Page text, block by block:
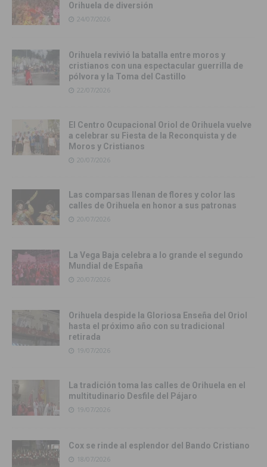
Orihuela de diversión
24/07/2026
Orihuela revivió la batalla entre moros y
cristianos con una espectacular guerrilla de
pólvora y la Toma del Castillo
22/07/2026
El Centro Ocupacional Oriol de Orihuela vuelve
a celebrar su Fiesta de la Reconquista y de
Moros y Cristianos
20/07/2026
Las comparsas llenan de flores y color las
calles de Orihuela en honor a sus patronas
20/07/2026
La Vega Baja celebra a lo grande el segundo
Mundial de España
20/07/2026
Orihuela despide la Gloriosa Enseña del Oriol
hasta el próximo año con su tradicional
retirada
19/07/2026
La tradición toma las calles de Orihuela en el
multitudinario Desfile del Pájaro
19/07/2026
Cox se rinde al esplendor del Bando Cristiano
18/07/2026